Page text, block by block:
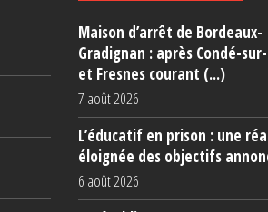
Maison d’arrêt de Bordeaux-
Gradignan : après Condé-
et Fresnes courant (...)
7 août 2026
L’éducatif en prison : une
éloignée des objectifs
6 août 2026